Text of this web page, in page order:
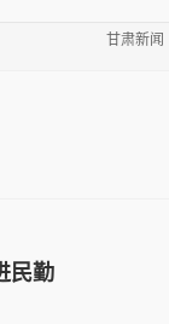
甘肃新闻
民勤